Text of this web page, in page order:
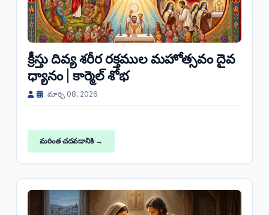
క్రీస్తు దివ్య శరీర రక్తముల మహోత్సవం దైవ
ధ్యానం | కార్మెల్ శోభ
మార్చి 08, 2026
మరింత చదవడానికి →